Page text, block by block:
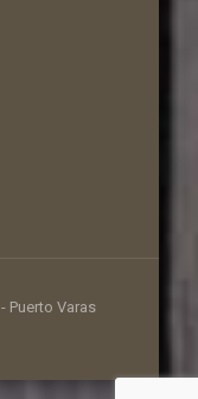
Puerto Varas